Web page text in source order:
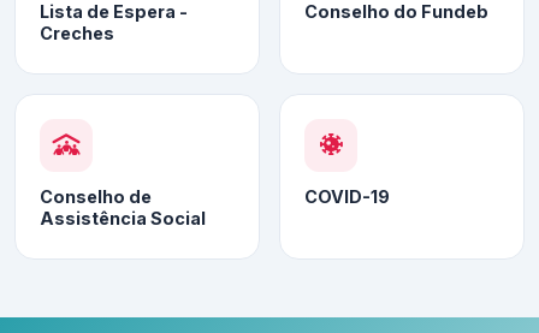
Lista de Espera -
Creches
Conselho do Fundeb
Conselho de
Assistência Social
COVID-19